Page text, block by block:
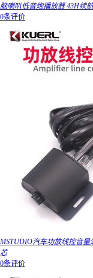
脑喇叭低音炮播放器 43H续
0条评价
MSTUDIO汽车功放线控音
芯
0条评价